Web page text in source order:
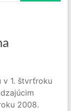
v 1. štvrťroku
2008.